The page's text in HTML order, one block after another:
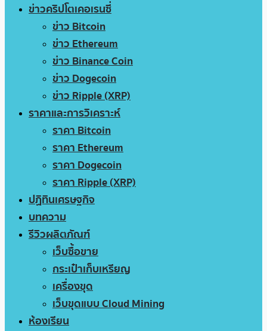
ข่าวคริปโตเคอเรนซี่
ข่าว Bitcoin
ข่าว Ethereum
ข่าว Binance Coin
ข่าว Dogecoin
ข่าว Ripple (XRP)
ราคาและการวิเคราะห์
ราคา Bitcoin
ราคา Ethereum
ราคา Dogecoin
ราคา Ripple (XRP)
ปฏิทินเศรษฐกิจ
บทความ
รีวิวผลิตภัณฑ์
เว็บซื้อขาย
กระเป๋าเก็บเหรียญ
เครื่องขุด
เว็บขุดแบบ Cloud Mining
ห้องเรียน